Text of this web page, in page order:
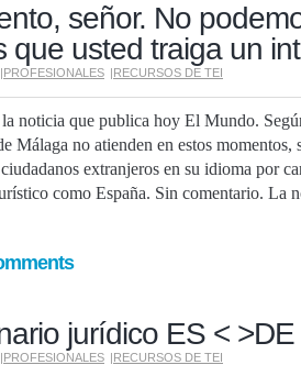
señor. No
que usted traiga un
|PROFESIONALES |RECURSOS DE TEI
noticia que publica hoy El Mundo.
Málaga no atienden en estos
extranjeros en su idioma por
como España. Sin comentario. La
jurídico ES <
|PROFESIONALES |RECURSOS DE TEI